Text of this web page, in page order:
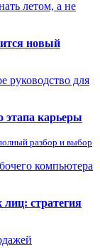
летом, а не
новый
руководство для
этапа карьеры
разбор и выбор
компьютера
лиц: стратегия